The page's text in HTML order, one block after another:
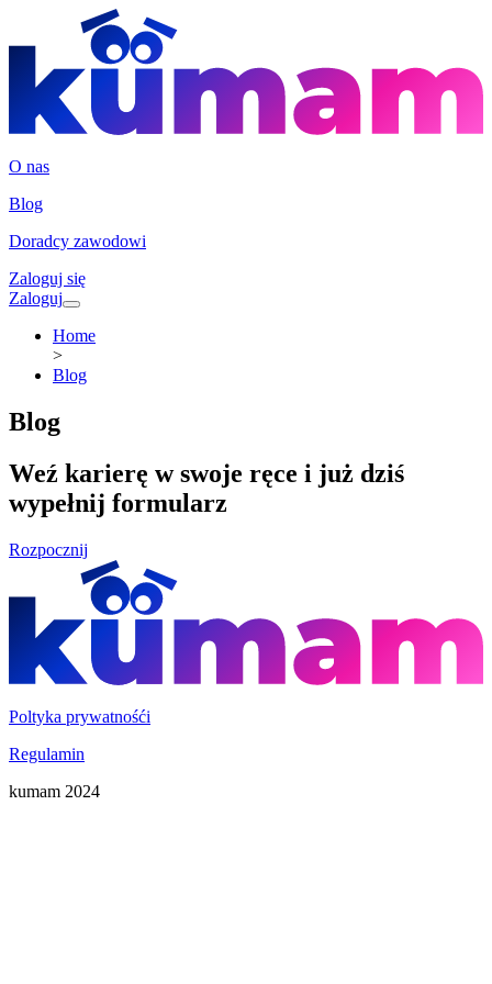
O nas
Blog
Doradcy zawodowi
Zaloguj się
Zaloguj
Home
>
Blog
Blog
Weź karierę w swoje ręce i już dziś
wypełnij formularz
Rozpocznij
Poltyka prywatnośći
Regulamin
kumam 2024